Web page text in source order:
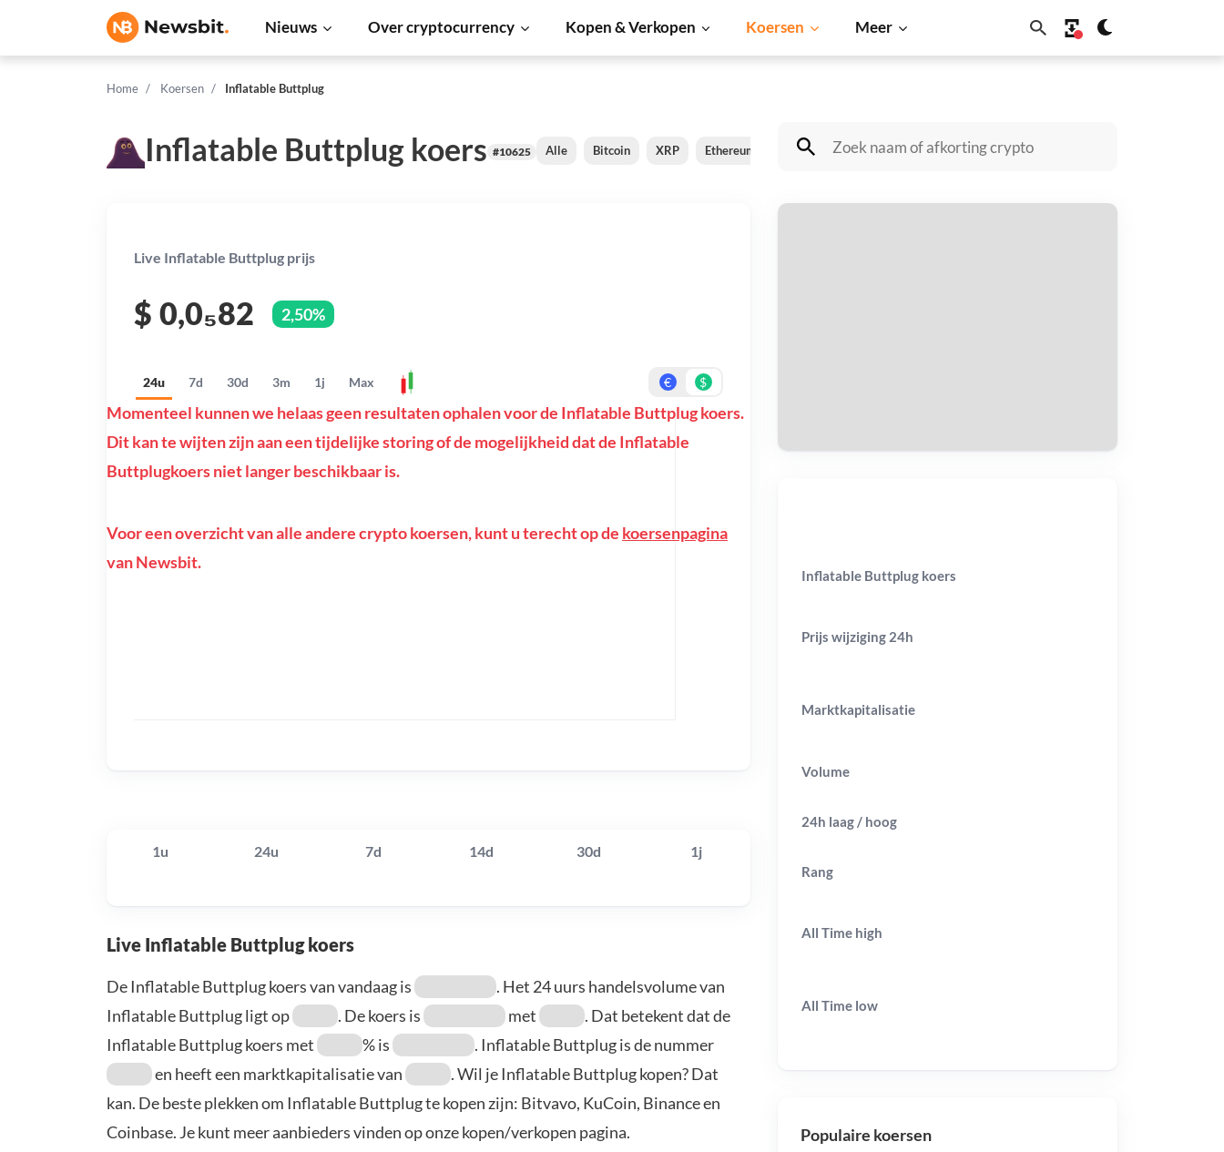
Nieuws Over cryptocurrency Kopen & Verkopen Koersen Meer
Home Koersen Inflatable Buttplug
Inflatable Buttplug koers #10625 Alle Bitcoin XRP Ethereum Cardano Shiba Inu Dogecoin Solana
Live Inflatable Buttplug prijs
$ 0,0₅82 2,50%
24u 7d 30d 3m 1j Max € $
Momenteel kunnen we helaas geen resultaten ophalen voor de Inflatable Buttplug koers.
Dit kan te wijten zijn aan een tijdelijke storing of de mogelijkheid dat de Inflatable
Buttplugkoers niet langer beschikbaar is.
Voor een overzicht van alle andere crypto koersen, kunt u terecht op de koersenpagina
van Newsbit.
1u 24u 7d 14d 30d 1j
Live Inflatable Buttplug koers
De Inflatable Buttplug koers van vandaag is
. Het 24 uurs handelsvolume van
Inflatable Buttplug ligt op
. De koers is met
. Dat betekent dat de
Inflatable Buttplug koers met
% is
. Inflatable Buttplug is de nummer
en heeft een marktkapitalisatie van
. Wil je Inflatable Buttplug kopen? Dat
kan. De beste plekken om Inflatable Buttplug te kopen zijn: Bitvavo, KuCoin, Binance en
Coinbase. Je kunt meer aanbieders vinden op onze kopen/verkopen pagina.
Inflatable Buttplug koers
Prijs wijziging 24h
Marktkapitalisatie
Volume
24h laag / hoog
Rang
All Time high
All Time low
Populaire koersen